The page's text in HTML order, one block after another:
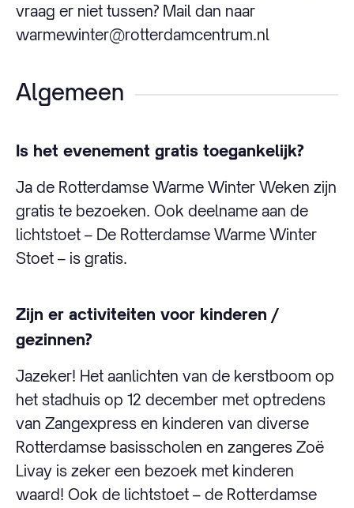
vraag er niet tussen? Mail dan naar
warmewinter@rotterdamcentrum.nl
Algemeen
Is het evenement gratis toegankelijk?
Ja de Rotterdamse Warme Winter Weken zijn
gratis te bezoeken. Ook deelname aan de
lichtstoet – De Rotterdamse Warme Winter
Stoet – is gratis.
Zijn er activiteiten voor kinderen /
gezinnen?
Jazeker! Het aanlichten van de kerstboom op
het stadhuis op 12 december met optredens
van Zangexpress en kinderen van diverse
Rotterdamse basisscholen en zangeres Zoë
Livay is zeker een bezoek met kinderen
waard! Ook de lichtstoet – de Rotterdamse